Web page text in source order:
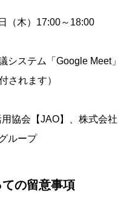
（木）17:00～18:00
システム「Google Meet」
されます）
協会【JAO】、株式会社
ループ
の留意事項